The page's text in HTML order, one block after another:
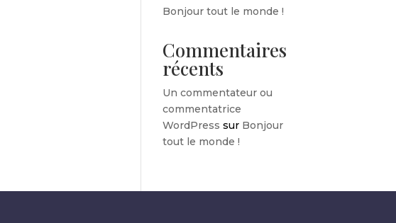
Bonjour tout le monde !
Commentaires
récents
Un commentateur ou
commentatrice
WordPress sur Bonjour
tout le monde !